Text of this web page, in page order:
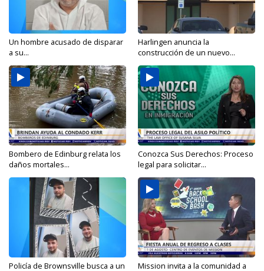
Un hombre acusado de disparar
a su...
Harlingen anuncia la
construcción de un nuevo...
Bombero de Edinburg relata los
daños mortales...
Conozca Sus Derechos: Proceso
legal para solicitar...
Policía de Brownsville busca a un Mission invita a la comunidad a